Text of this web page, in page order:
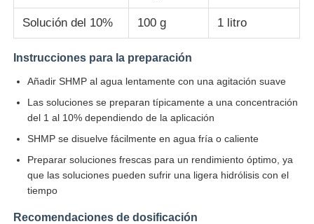
Solución del 10% 100 g 1 litro
Instrucciones para la preparación
Añadir SHMP al agua lentamente con una agitación suave
Las soluciones se preparan típicamente a una concentración
del 1 al 10% dependiendo de la aplicación
SHMP se disuelve fácilmente en agua fría o caliente
Preparar soluciones frescas para un rendimiento óptimo, ya
que las soluciones pueden sufrir una ligera hidrólisis con el
tiempo
Recomendaciones de dosificación